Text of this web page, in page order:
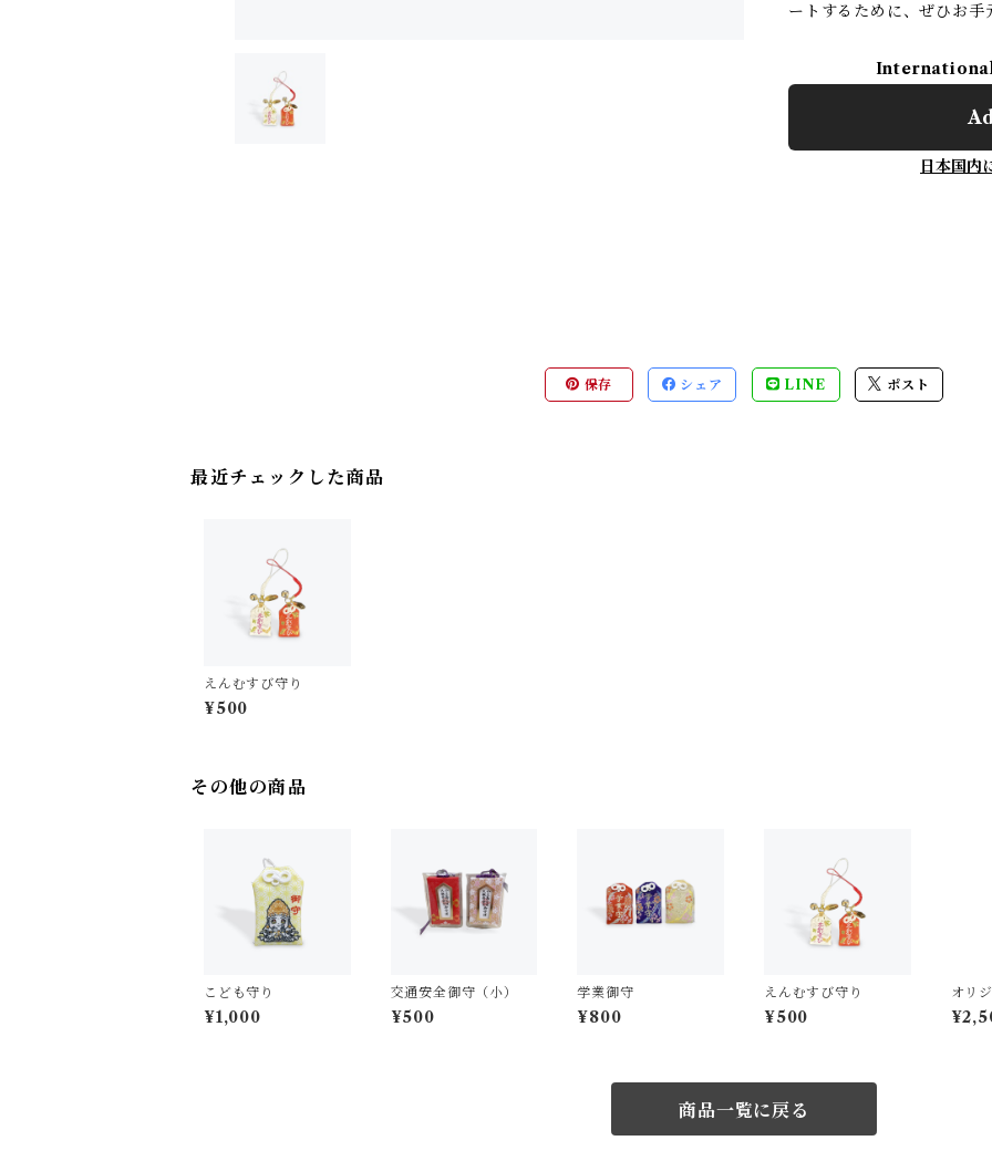
ートするために、ぜひお手
日本国内
保存 シェア LINE ポスト
最近チェックした商品
えんむすび守り
¥500
その他の商品
こども守り
¥1,000
交通安全御守（小）
¥500
学業御守
¥800
えんむすび守り
¥500
オリ
ッセ
商品一覧に戻る